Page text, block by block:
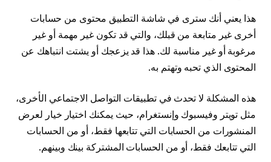
هذا يعني أنك سترى في شاشة التطبيق محتوى من حسابات
أخرى غير متابعة من قبلك، والتي قد تكون غير مهمة أو غير
مرغوبة أو غير مناسبة لك. هذا قد يزعجك أو يشتت انتباهك عن
المحتوى الذي تحبه وتهتم به.
هذه المشكلة لا تحدث في تطبيقات التواصل الاجتماعي الأخرى،
مثل تويتر وفيسبوك وإنستغرام، حيث يمكنك اختيار خيار لعرض
المنشورات من الحسابات التي تتابعها فقط، أو من الحسابات
التي تتابعك فقط، أو من الحسابات المشتركة بينك وبينهم.